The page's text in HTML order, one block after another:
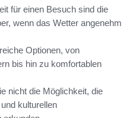
für einen Besuch sind die
wenn das Wetter angenehm
Optionen, von
bis hin zu komfortablen
nicht die Möglichkeit, die
kulturellen